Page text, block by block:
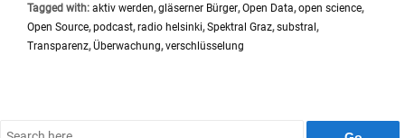
Open
Everything!?
Tagged with: aktiv werden,gläserner Bürger,Open Data,open science,
Open Source,podcast,radio helsinki,Spektral Graz,substral,
Transparenz,Überwachung,verschlüsselung
Search